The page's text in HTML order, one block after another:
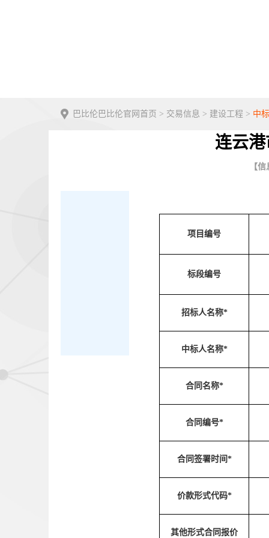
巴比伦巴比伦官网首页 > 交易信息 > 建设工程 > 中
连云
【
项目编号
标段编号
招标人名称*
中标人名称*
合同名称*
合同编号*
合同签署时间*
价款形式代码*
其他形式合同报价